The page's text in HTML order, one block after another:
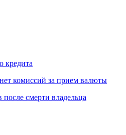
кредита
комиссий за прием валюты
смерти владельца